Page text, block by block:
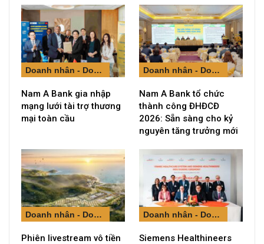
Doanh nhân - Doanh nghiệp
Nam A Bank gia nhập
mạng lưới tài trợ thương
mại toàn cầu
Doanh nhân - Doanh nghiệp
Nam A Bank tổ chức
thành công ĐHĐCĐ
2026: Sẵn sàng cho kỷ
nguyên tăng trưởng mới
Doanh nhân - Doanh nghiệp
Phiên livestream vô tiền
Doanh nhân - Doanh nghiệp
Siemens Healthineers